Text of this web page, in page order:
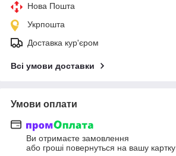
Нова Пошта
Укрпошта
Доставка кур'єром
Всі умови доставки
Умови оплати
Ви отримаєте замовлення
або гроші повернуться на вашу картку